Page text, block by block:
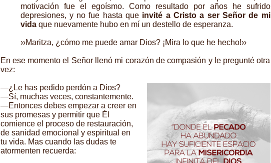
motivación fue el egoísmo. Como resultado por años he sufrido
depresiones, y no fue hasta que invité a Cristo a ser Señor de mi
vidaque nuevamente hubo en mí un destello de esperanza.
››Maritza, ¿cómo me puede amar Dios? ¡Mira lo que he hecho!››
En ese momento el Señor llenó mi corazón de compasión y le pregunté otra
vez:
—¿Le has pedido perdón a Dios?
—Sí, muchas veces, constantemente.
—Entonces debes empezar a creer en
sus promesas y permitir que Él
comience el proceso de restauración,
de sanidad emocional y espiritual en
tu vida. Mas cuando las dudas te
atormenten recuerda: